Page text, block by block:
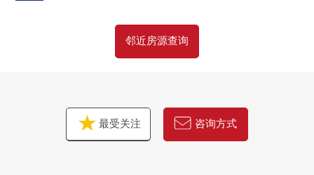
邻近房源查询
最受关注 咨询方式